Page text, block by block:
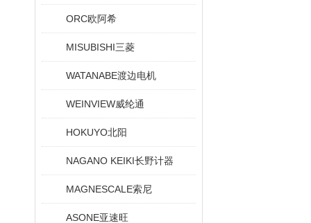
ORC欧阿希
MISUBISHI三菱
WATANABE渡边电机
WEINVIEW威纶通
HOKUYO北阳
NAGANO KEIKI长野计器
MAGNESCALE索尼
ASONE亚速旺